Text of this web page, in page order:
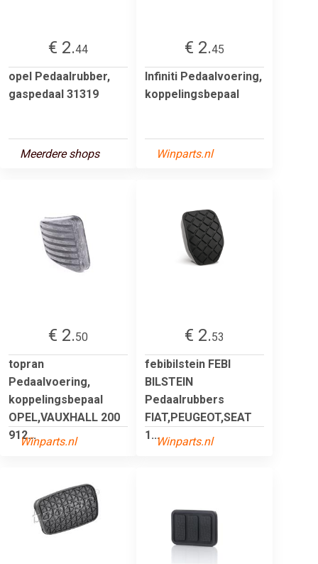
€ 2.44
opel Pedaalrubber,
gaspedaal 31319
Meerdere shops
€ 2.45
Infiniti Pedaalvoering,
koppelingsbepaal
Winparts.nl
€ 2.50
topran
Pedaalvoering,
koppelingsbepaal
OPEL,VAUXHALL 200
912...Winparts.nl
€ 2.53
febibilstein FEBI
BILSTEIN
Pedaalrubbers
FIAT,PEUGEOT,SEAT
1...Winparts.nl